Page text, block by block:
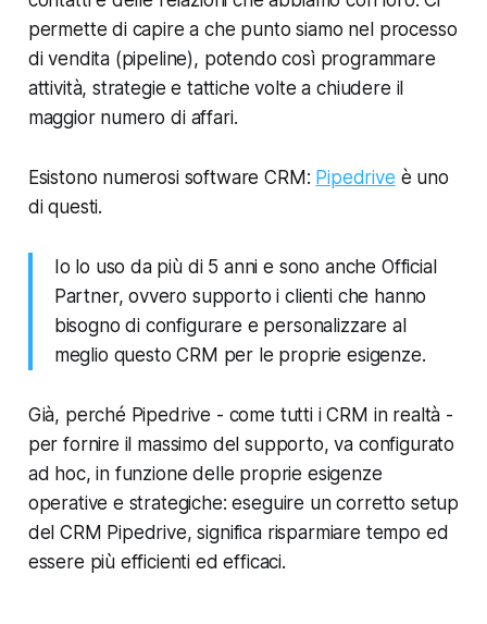
permette di capire a che punto siamo nel processo
di vendita (pipeline), potendo così programmare
attività, strategie e tattiche volte a chiudere il
maggior numero di affari.
Esistono numerosi software CRM: Pipedrive è uno
di questi.
Io lo uso da più di 5 anni e sono anche Official
Partner, ovvero supporto i clienti che hanno
bisogno di configurare e personalizzare al
meglio questo CRM per le proprie esigenze.
Già, perché Pipedrive - come tutti i CRM in realtà -
per fornire il massimo del supporto, va configurato
ad hoc, in funzione delle proprie esigenze
operative e strategiche: eseguire uncorretto setup
del CRM Pipedrive, significa risparmiare tempo ed
essere più efficienti ed efficaci.